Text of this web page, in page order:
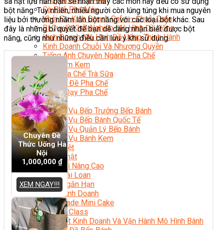
Cà Phê Pha Máy
Khởi Sự Kinh Doanh Cafe – Chuỗi Cafe
Bí Quyết Khởi Nghiệp Mô Hình Đồ Uống
Kinh Doanh Mô Hình Đồ Uống Thịnh Hành
Kinh Doanh Chuỗi Và Nhượng Quyền
Tiếng Anh Chuyên Ngành Pha Chế
Học Làm Kem
Học Pha Chế Trà Sữa
Chuyên Đề Pha Chế
Video Dạy Pha Chế
Làm Bánh
Nghiệp Vụ Bếp Trưởng Bếp Bánh
Nghiệp Vụ Bếp Bánh Quốc Tế
Nghiệp Vụ Quản Lý Bếp Bánh
Nghiệp Vụ Bánh Kem
Bánh Việt
Bánh Nhật
Bánh Mì Nâng Cao
Bánh Đài Loan
Bánh Ngắn Hạn
Bánh Kinh Doanh
Handmade Mini Cake
Master Class
Bí Quyết Kinh Doanh Và Vận Hành Mô Hình Bánh
bột năng. Tuy nhiên, nhiều người còn lúng túng khi mua nguyên
liệu bởi thường nhầm lẫn bột năng với các loại bột khác. Sau
đây là những bí quyết để bạn dễ dàng nhận biết được bột
năng, cũng như những điều cần lưu ý khi sử dụng.
Chuyên Đề
Thức Uống Hà
Nội
1,000,000 ₫
XEM NGAY!!!